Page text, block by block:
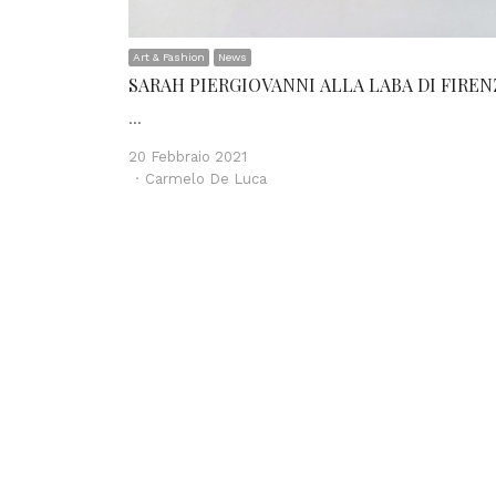
Art & Fashion News
SARAH PIERGIOVANNI ALLA LABA DI
…
20 Febbraio 2021
Author
Carmelo De Luca